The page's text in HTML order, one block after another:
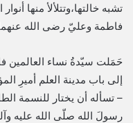
تشبه خالتها،وتتلألأ منها
فاطمة وعليّ رضى الله
حَمَلت سيّدةُ نساء العالمين
إلى باب مدينة العلم أميرِ
– تسأله أن يختار للنسمة
رسولَ الله صلّى الله عليه